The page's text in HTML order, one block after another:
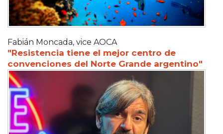
Fabián Moncada, vice AOCA
"Resistencia tiene el mejor centro de
convenciones del Norte Grande argentino"